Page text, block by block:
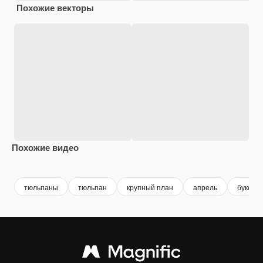
Похожие векторы
Похожие видео
тюльпаны тюльпан крупный план апрель букет